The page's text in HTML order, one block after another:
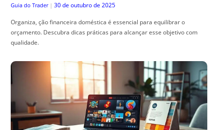
Guia do Trader | 30 de outubro de 2025
Organiza, ção financeira doméstica é essencial para equilibrar o
orçamento. Descubra dicas práticas para alcançar esse objetivo com
qualidade.